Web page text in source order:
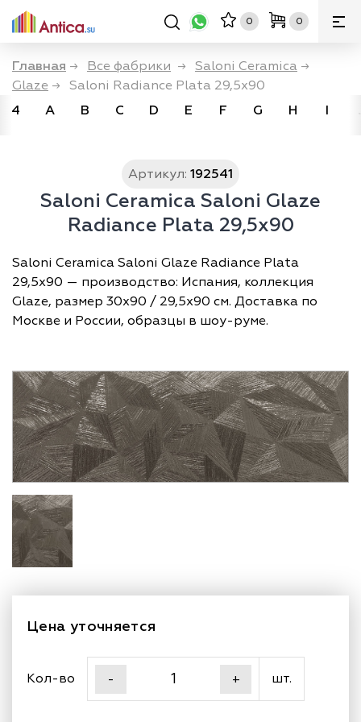
0 0
Главная → Все фабрики → Saloni Ceramica →
Glaze → Saloni Radiance Plata 29,5x90
4
A B C D E F G H I
Артикул: 192541
Saloni Ceramica Saloni Glaze
Radiance Plata 29,5x90
Saloni Ceramica Saloni Glaze Radiance Plata
29,5x90 — производство: Испания, коллекция
Glaze, размер 30х90 / 29,5х90 см. Доставка по
Москве и России, образцы в шоу-руме.
Цена уточняется
Кол-во - + шт.